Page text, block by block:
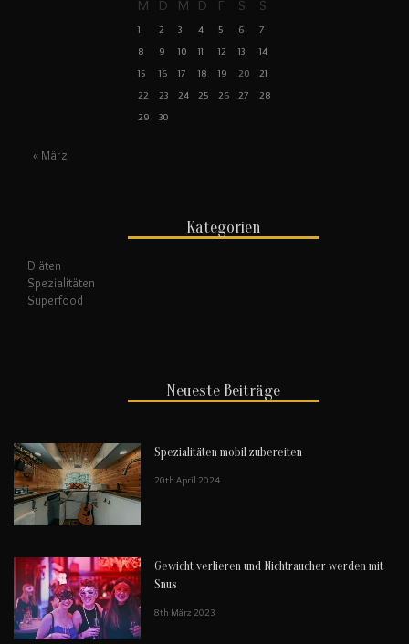
M
D M D F S S
1 2 3 4 5 6
7
8
9 10 11 12 13
14
15
16 17 18 19 20
21
22
23 24 25 26 27
28
29
30
« März
Kategorien
Diäten
Spezialitäten
Superfood
Neueste Beiträge
Spezialitäten mobil zubereiten
20th April 2024
Gewicht verlieren und Nichtraucher werden mit
Snus
8th März 2023